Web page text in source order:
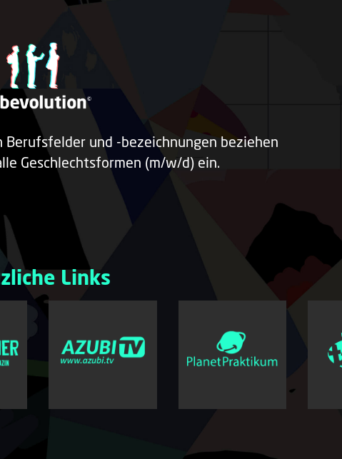
und -bezeichnungen beziehen
Geschlechtsformen (m/w/d) ein.
Links